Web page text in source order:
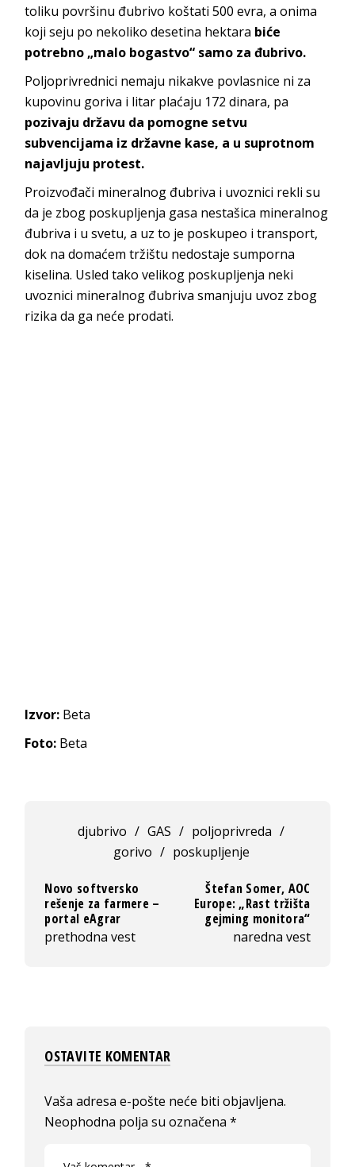
toliku površinu đubrivo koštati 500 evra, a onima
koji seju po nekoliko desetina hektara biće
potrebno „malo bogastvo“ samo za đubrivo.
Poljoprivrednici nemaju nikakve povlasnice ni za
kupovinu goriva i litar plaćaju 172 dinara, pa
pozivaju državu da pomogne setvu
subvencijama iz državne kase, a u suprotnom
najavljuju protest.
Proizvođači mineralnog đubriva i uvoznici rekli su
da je zbog poskupljenja gasa nestašica mineralnog
đubriva i u svetu, a uz to je poskupeo i transport,
dok na domaćem tržištu nedostaje sumporna
kiselina. Usled tako velikog poskupljenja neki
uvoznici mineralnog đubriva smanjuju uvoz zbog
rizika da ga neće prodati.
Izvor: Beta
Foto: Beta
djubrivo / GAS / poljoprivreda /
gorivo / poskupljenje
Novo softversko
rešenje za farmere –
portal eAgrar
prethodna vest
Štefan Somer, AOC
Europe: „Rast tržišta
gejming monitora“
naredna vest
OSTAVITE KOMENTAR
Vaša adresa e-pošte neće biti objavljena.
Neophodna polja su označena*